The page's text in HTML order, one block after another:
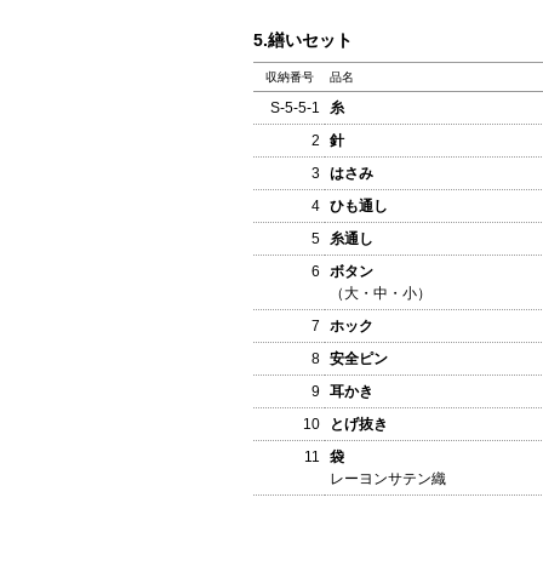
5.繕いセット
収納番号 品名
S-5-5-1
糸
2
針
3 はさみ
4 ひも通し
5 糸通し
6
ボタン
（大・中・小）
7
ホック
8 安全ピン
9 耳かき
10
とげ抜き
11
袋
レーヨンサテン織